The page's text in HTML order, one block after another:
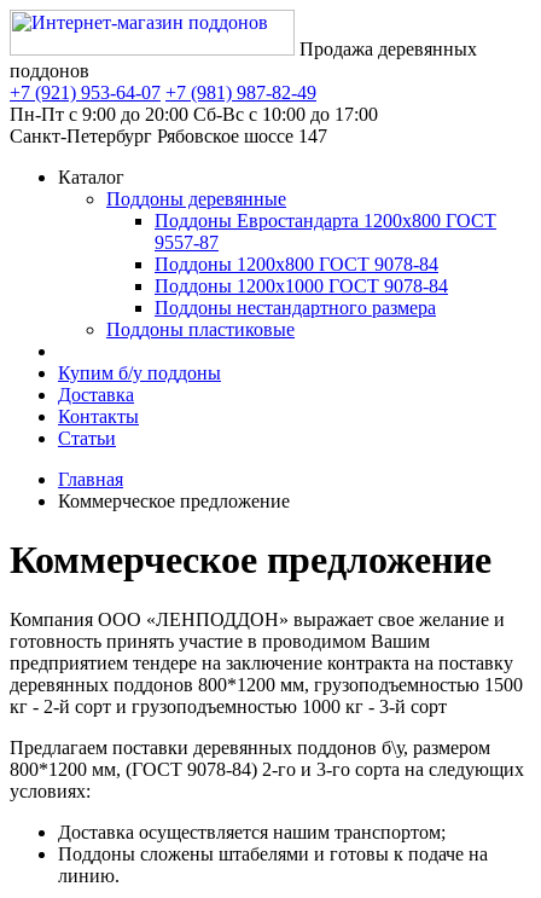
Продажа деревянных
поддонов
+7 (921) 953-64-07 +7 (981) 987-82-49
Пн-Пт с 9:00 до 20:00 Сб-Вс с 10:00 до 17:00
Санкт-Петербург Рябовское шоссе 147
Каталог
Поддоны деревянные
Поддоны Евростандарта 1200х800 ГОСТ
9557-87
Поддоны 1200х800 ГОСТ 9078-84
Поддоны 1200х1000 ГОСТ 9078-84
Поддоны нестандартного размера
Поддоны пластиковые
Купим б/у поддоны
Доставка
Контакты
Статьи
Главная
Коммерческое предложение
Коммерческое предложение
Компания ООО «ЛЕНПОДДОН» выражает свое желание и
готовность принять участие в проводимом Вашим
предприятием тендере на заключение контракта на поставку
деревянных поддонов 800*1200 мм, грузоподъемностью 1500
кг - 2-й сорт и грузоподъемностью 1000 кг - 3-й сорт
Предлагаем поставки деревянных поддонов б\у, размером
800*1200 мм, (ГОСТ 9078-84) 2-го и 3-го сорта на следующих
условиях:
Доставка осуществляется нашим транспортом;
Поддоны сложены штабелями и готовы к подаче на
линию.